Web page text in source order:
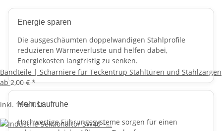
Energie sparen
Die ausgeschäumten doppelwandigen Stahlprofile
reduzieren Wärmeverluste und helfen dabei,
Energiekosten langfristig zu senken.
Mehr Laufruhe
Hochwertige Führungssysteme sorgen für einen
Bandteile | Scharniere für Teckentrup Stahltüren und Stahlzargen
ab2,00 €*
inkl. 19% USt.